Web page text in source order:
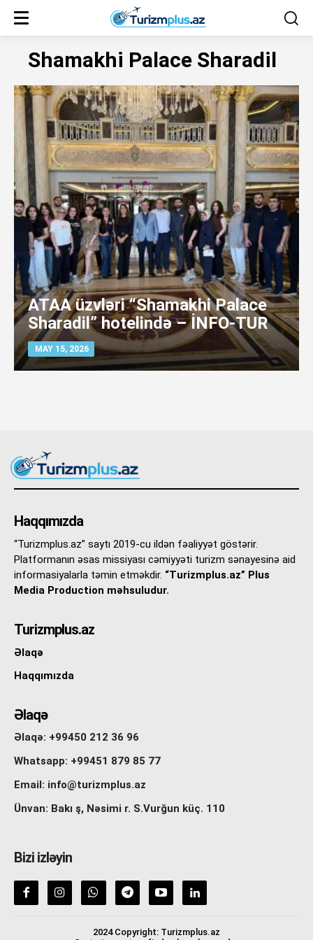
Shamakhi Palace Sharadil
ATAA üzvləri “Shamakhi Palace
Sharadil” hotelində – İNFO-TUR
MAY 15, 2026
Haqqımızda
“Turizmplus.az” saytı 2019-cu ildən fəaliyyət göstərir.
Platformanın əsas missiyası cəmiyyəti turizm sənayesinə aid
informasiyalarla təmin etməkdir. “Turizmplus.az” Plus
Media Production məhsuludur.
Turizmplus.az
Əlaqə
Haqqımızda
Əlaqə
Əlaqə: +99450 212 36 96
Whatsapp: +99451 879 85 77
Email: info@turizmplus.az
Ünvan: Bakı ş, Nəsimi r. S.Vurğun küç. 110
Bizi izləyin
2024 Copyright: Turizmplus.az